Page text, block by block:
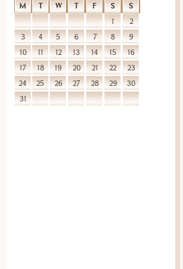
M T W T F S
S
1
2
3
4 5 6 7 8
9
10
11 12 13 14 15
16
17
18 19 20 21 22
23
24
25 26 27 28 29
30
31